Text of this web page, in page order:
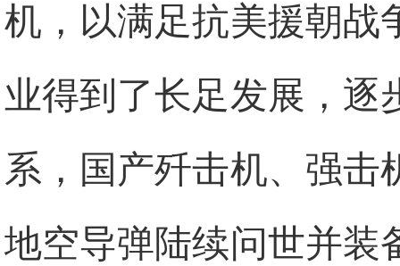
机，以满足抗美援朝战
业得到了长足发展，逐
系，国产歼击机、强击
地空导弹陆续问世并装